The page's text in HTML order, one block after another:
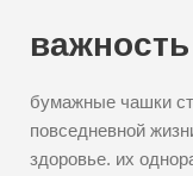
бумажные чашки
повседневной
здоровье. их